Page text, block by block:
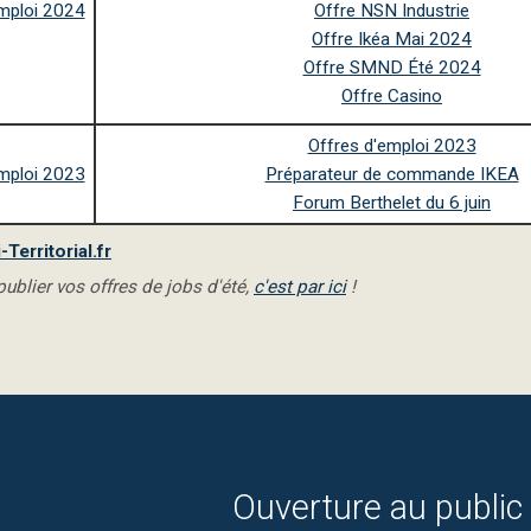
2024
Offre NSN Industrie
Offre Ikéa Mai 2024
Offre SMND Été 2024
Offre Casino
2023
Offres d'emploi 2023
Préparateur de commande IKEA
Forum Berthelet du 6 juin
Territorial.fr
vos offres de jobs d'été, c'est par ici!
Ouverture au public